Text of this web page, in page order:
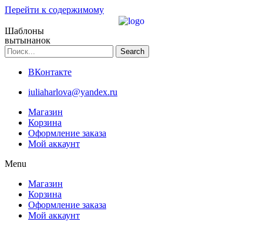
Перейти к содержимому
Шаблоны
вытынанок
Search
ВКонтакте
iuliaharlova@yandex.ru
Магазин
Корзина
Оформление заказа
Мой аккаунт
Menu
Магазин
Корзина
Оформление заказа
Мой аккаунт